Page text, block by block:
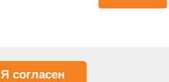
Я согласен